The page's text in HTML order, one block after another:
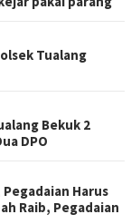
Tualang
Bekuk 2
DPO
Harus
Raib, Pegadaian